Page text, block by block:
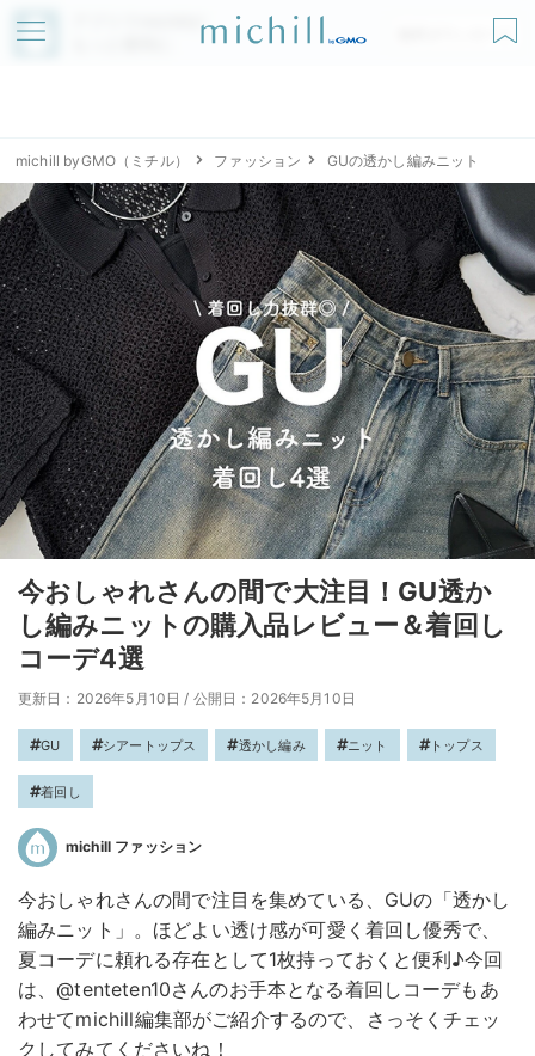
アプリでmichillが
無料ダウンロード
michill byGMO（ミチル） ファッション GUの透かし編みニット
今おしゃれさんの間で大注目！GU透か
し編みニットの購入品レビュー＆着回し
コーデ4選
更新日：2026年5月10日 / 公開日：2026年5月10日
GU シアートップス 透かし編み ニット トップス
着回し
michill ファッション
今おしゃれさんの間で注目を集めている、GUの「透かし
編みニット」。ほどよい透け感が可愛く着回し優秀で、
夏コーデに頼れる存在として1枚持っておくと便利♪今回
は、@tenteten10さんのお手本となる着回しコーデもあ
わせてmichill編集部がご紹介するので、さっそくチェッ
クしてみてくださいね！